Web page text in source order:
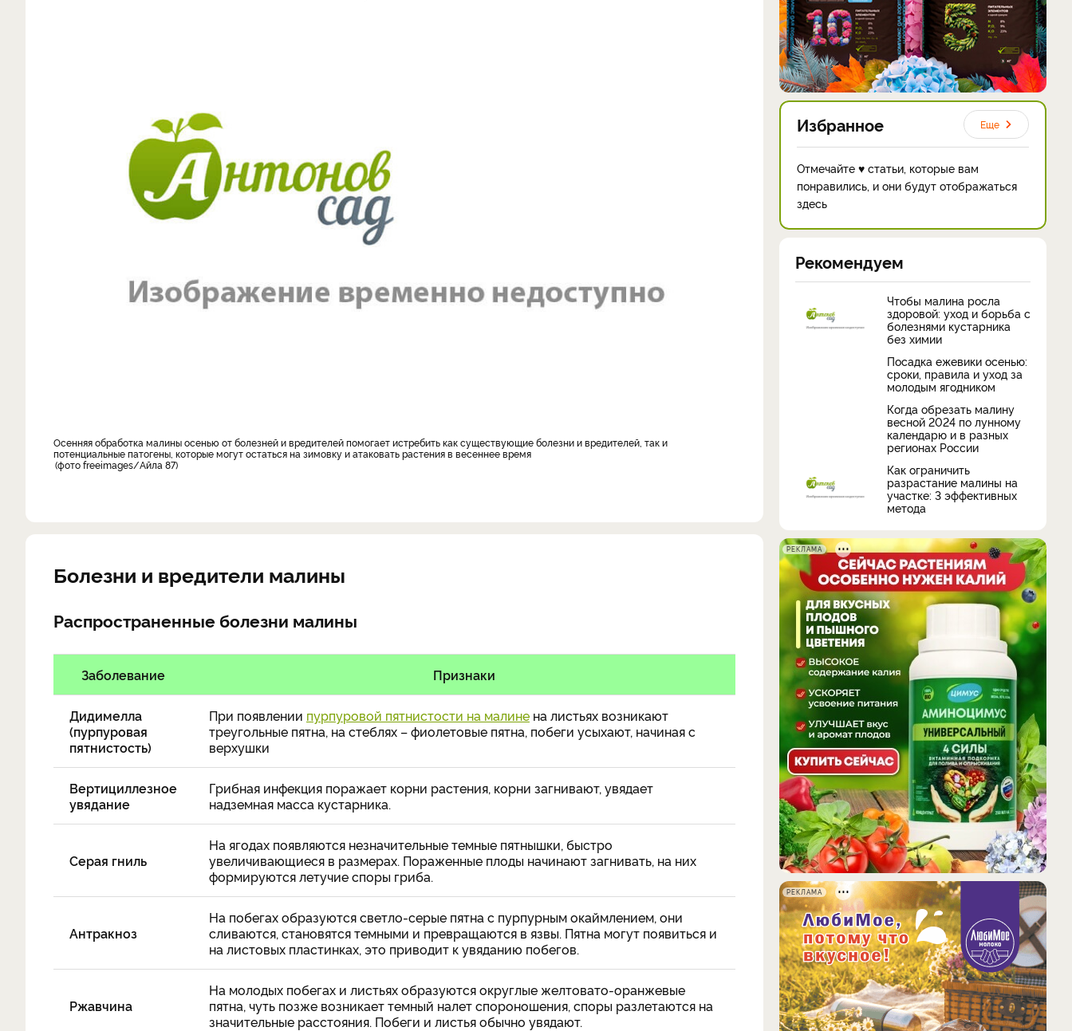
Осенняя обработка малины осенью от болезней и вредителей помогает истребить как существующие болезни и вредителей, так и
потенциальные патогены, которые могут остаться на зимовку и атаковать растения в весеннее время
фото freeimages/Айла 87
Болезни и вредители малины
Распространенные болезни малины
Заболевание Признаки
Дидимелла
(пурпуровая
пятнистость)
При появлении пурпуровой пятнистости на малине на листьях возникают
треугольные пятна, на стеблях – фиолетовые пятна, побеги усыхают, начиная с
верхушки
Вертициллезное
увядание
Грибная инфекция поражает корни растения, корни загнивают, увядает
надземная масса кустарника.
Серая гниль
На ягодах появляются незначительные темные пятнышки, быстро
увеличивающиеся в размерах. Пораженные плоды начинают загнивать, на них
формируются летучие споры гриба.
Антракноз
На побегах образуются светло-серые пятна с пурпурным окаймлением, они
сливаются, становятся темными и превращаются в язвы. Пятна могут появиться и
на листовых пластинках, это приводит к увяданию побегов.
Ржавчина
На молодых побегах и листьях образуются округлые желтовато-оранжевые
пятна, чуть позже возникает темный налет спороношения, споры разлетаются на
значительные расстояния. Побеги и листья обычно увядают.
Избранное Еще
Отмечайте ♥ статьи, которые вам
понравились, и они будут отображаться
здесь
Рекомендуем
Чтобы малина росла
здоровой: уход и борьба с
болезнями кустарника
без химии
Посадка ежевики осенью:
сроки, правила и уход за
молодым ягодником
Когда обрезать малину
весной 2024 по лунному
календарю и в разных
регионах России
Как ограничить
разрастание малины на
участке: 3 эффективных
метода
РЕКЛАМА
РЕКЛАМА